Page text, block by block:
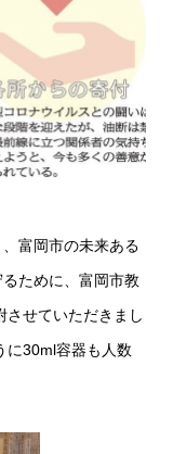
富岡市の未来ある
ために、富岡市教
させていただきまし
に30ml容器も人数